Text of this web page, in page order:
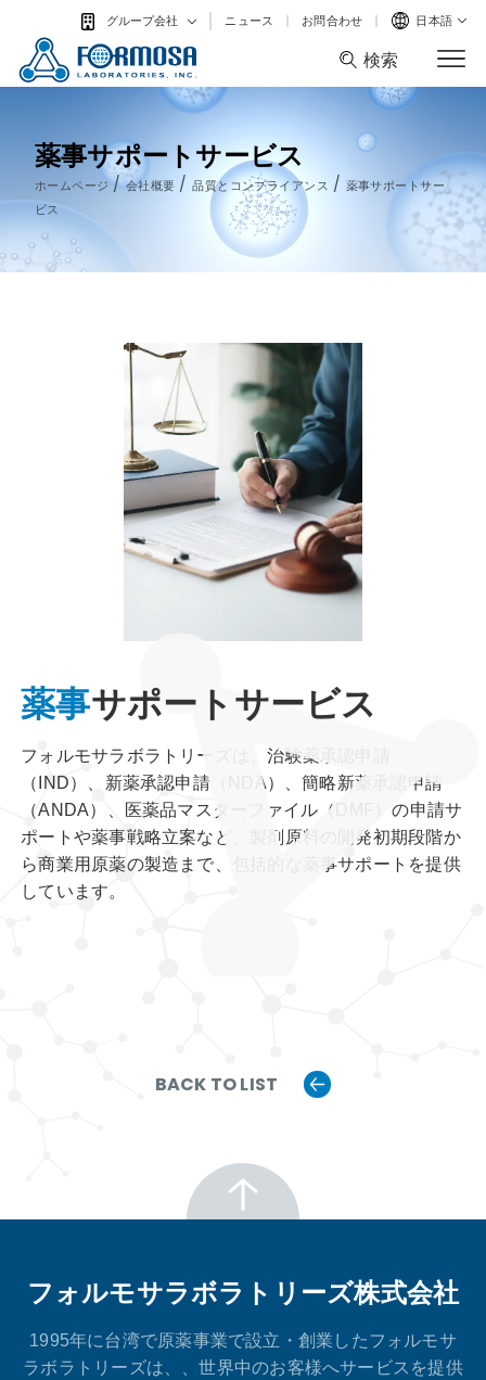
グループ会社 ニュース お問合わせ 日本語
検索
検索
薬事サポートサービス
ホームページ/ 会社概要 / 品質とコンプライアンス / 薬事サポートサー
ビス
薬事サポートサービス
フォルモサラボラトリーズは、治験薬承認申請
（IND）、新薬承認申請（NDA）、簡略新薬承認申請
（ANDA）、医薬品マスターファイル（DMF）の申請サ
ポートや薬事戦略立案など、製剤原料の開発初期段階か
ら商業用原薬の製造まで、包括的な薬事サポートを提供
しています。
BACK TO LIST
フォルモサラボラトリーズ株式会社
1995年に台湾で原薬事業で設立・創業したフォルモサ
ラボラトリーズは、、世界中のお客様へサービスを提供